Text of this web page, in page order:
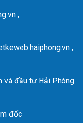
,
,
và đầu tư Hải Phòng
đốc